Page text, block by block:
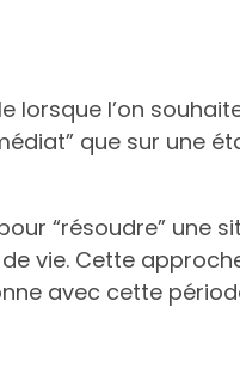
lorsque l’on
que sur une
“résoudre” une
vie. Cette
avec cette